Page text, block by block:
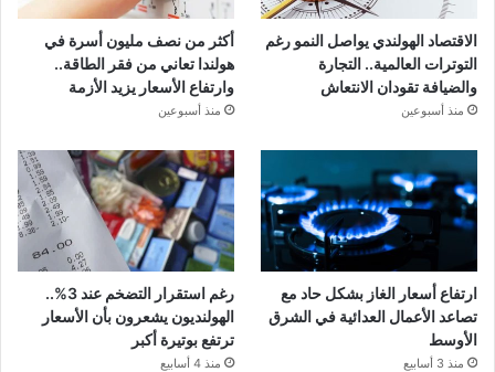
الاقتصاد الهولندي يواصل النمو رغم
التوترات العالمية.. التجارة
والضيافة تقودان الانتعاش
منذ أسبوعين
أكثر من نصف مليون أسرة في
هولندا تعاني من فقر الطاقة..
وارتفاع الأسعار يزيد الأزمة
منذ أسبوعين
ارتفاع أسعار الغاز بشكل حاد مع
تصاعد الأعمال العدائية في الشرق
الأوسط
منذ 3 أسابيع
رغم استقرار التضخم عند 3%..
الهولنديون يشعرون بأن الأسعار
ترتفع بوتيرة أكبر
منذ 4 أسابيع